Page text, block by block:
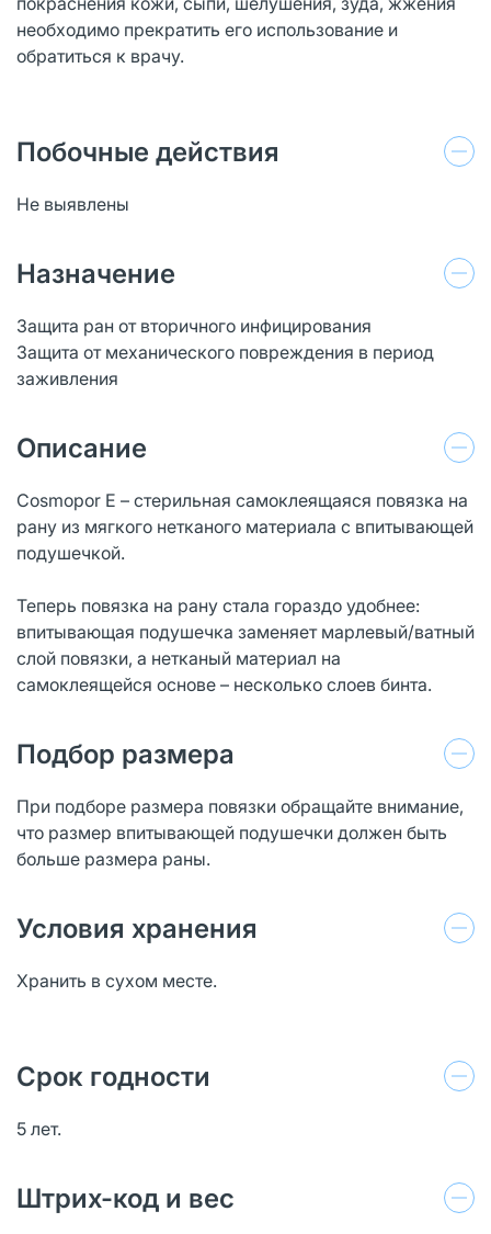
необходимо прекратить его использование и
обратиться к врачу.
Побочные действия
Не выявлены
Назначение
Защита ран от вторичного инфицирования
Защита от механического повреждения в период
заживления
Описание
Cosmopor E – стерильная самоклеящаяся повязка на
рану из мягкого нетканого материала с впитывающей
подушечкой.
Теперь повязка на рану стала гораздо удобнее:
впитывающая подушечка заменяет марлевый/ватный
слой повязки, а нетканый материал на
самоклеящейся основе – несколько слоев бинта.
Подбор размера
При подборе размера повязки обращайте внимание,
что размер впитывающей подушечки должен быть
больше размера раны.
Условия хранения
Хранить в сухом месте.
Срок годности
5 лет.
Штрих-код и вес